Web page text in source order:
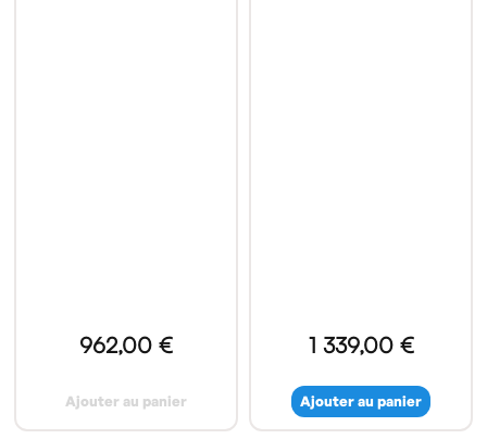
962,00 €
Ajouter au panier
1 339,00 €
Ajouter au panier